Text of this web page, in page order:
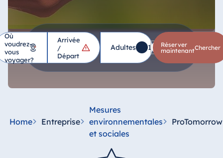
Où
voudrez-
vous
voyager?
*
Hôtel
Hotel Bad
Arrivée
/
Départ
Adultes 1 Enfants 0
Réserver
maintenant chercher
Home Entreprise
Mesures
environnementales
et sociales
ProTomorrow